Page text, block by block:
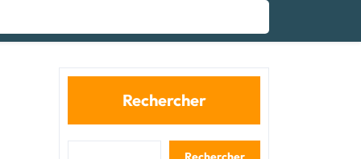
Rechercher